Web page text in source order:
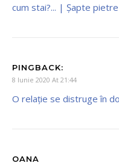
cum stai?... | Şapte pietre
PINGBACK:
8 Iunie 2020 At 21:44
O relație se distruge în
OANA